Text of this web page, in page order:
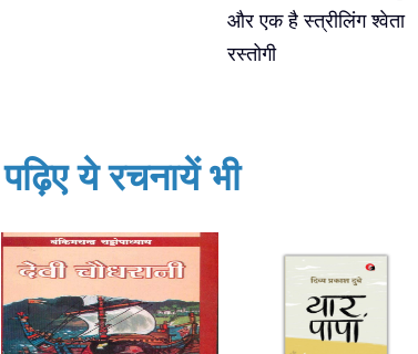
और एक है स्त्रीलिंग श्वेता
रस्तोगी
पढ़िए ये रचनायें भी